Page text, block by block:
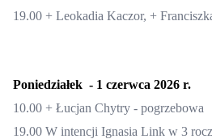
19.00 + Leokadia Kaczor, +
Poniedziałek - 1 czerwca 2026 r.
10.00 + Łucjan Chytry - pogrzebowa
19.00 W intencji Ignasia Link w 3